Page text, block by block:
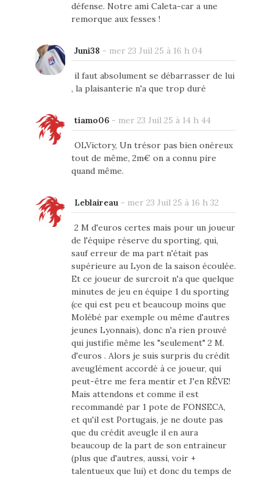
défense. Notre ami Caleta-car a une
remorque aux fesses !
Juni38 - mer 23 Juil 25 à 16 h 04
il faut absolument se débarrasser de lui
, la plaisanterie n'a que trop duré
tiamo06- mer 23 Juil 25 à 14 h 44
OLVictory, Un trésor pas bien onéreux
tout de même, 2m€ on a connu pire
quand même.
Leblaireau- mer 23 Juil 25 à 16 h 32
2 M d'euros certes mais pour un joueur
de l'équipe réserve du sporting, qui,
sauf erreur de ma part n'était pas
supérieure au Lyon de la saison écoulée.
Et ce joueur de surcroit n'a que quelque
minutes de jeu en équipe 1 du sporting
(ce qui est peu et beaucoup moins que
Molébé par exemple ou même d'autres
jeunes Lyonnais), donc n'a rien prouvé
qui justifie même les "seulement" 2 M.
d'euros . Alors je suis surpris du crédit
aveuglément accordé à ce joueur, qui
peut-être me fera mentir et J'en RÊVE!
Mais attendons et comme il est
recommandé par 1 pote de FONSECA,
et qu'il est Portugais, je ne doute pas
que du crédit aveugle il en aura
beaucoup de la part de son entraineur
(plus que d'autres, aussi, voir +
talentueux que lui) et donc du temps de